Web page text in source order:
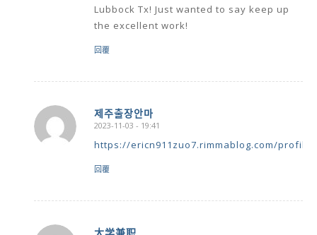
Lubbock Tx! Just wanted to say keep up
the excellent work!
回覆
제주출장안마
says:
2023-11-03 - 19:41
https://ericn911zuo7.rimmablog.com/profile
回覆
大学兼职